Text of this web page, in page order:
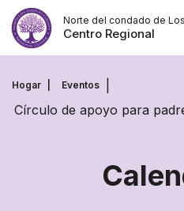
Saltar
contenido
Norte del condado de
Centro Regional
Hogar Eventos
Círculo de apoyo para